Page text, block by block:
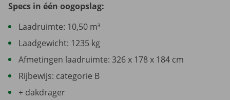
Specs in één oogopslag:
Laadruimte: 10,50 m³
Laadgewicht: 1235 kg
Afmetingen laadruimte: 326 x 178 x 184 cm
Rijbewijs: categorie B
+ dakdrager